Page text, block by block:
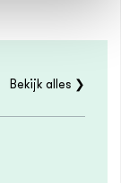
Bekijk alles ❯